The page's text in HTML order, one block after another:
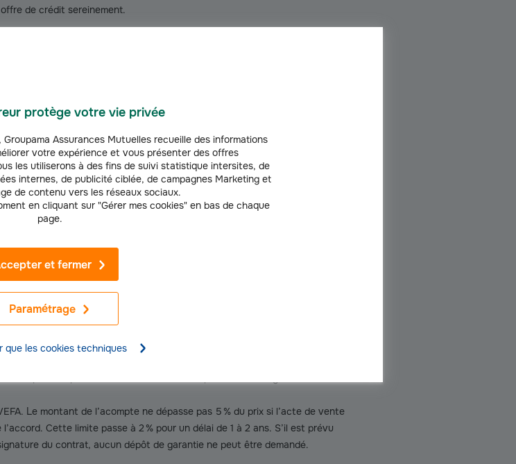
protège votre vie privée
Assurances Mutuelles recueille des informations
votre expérience et vous présenter des offres
les utiliserons à des fins de suivi statistique intersites, de
internes, de publicité ciblée, de campagnes Marketing et
de contenu vers les réseaux sociaux.
en cliquant sur "Gérer mes cookies" en bas de chaque
page.
Paramétrage
et fermer
que les cookies techniques
de crédit sereinement.
date ultérieure. Cet accord non obligatoire mais recommandé liste toutes
Le montant de l’acompte ne dépasse pas 5 % du prix si l’acte de vente
Cette limite passe à 2 % pour un délai de 1 à 2 ans. S’il est prévu
du contrat, aucun dépôt de garantie ne peut être demandé.